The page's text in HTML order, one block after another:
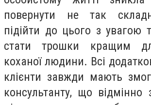
повернути не так
підійти до цього з увагою
стати трошки кращим
коханої людини. Всі
клієнти завжди мають
консультанту, що відмінно